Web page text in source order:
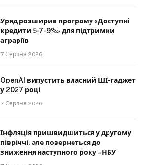
Уряд розширив програму «Доступні
кредити 5-7-9%» для підтримки
аграріїв
7 Серпня 2026
OpenAI випустить власний ШІ-гаджет
у 2027 році
7 Серпня 2026
Інфляція пришвидшиться у другому
півріччі, але повернеться до
зниження наступного року – НБУ